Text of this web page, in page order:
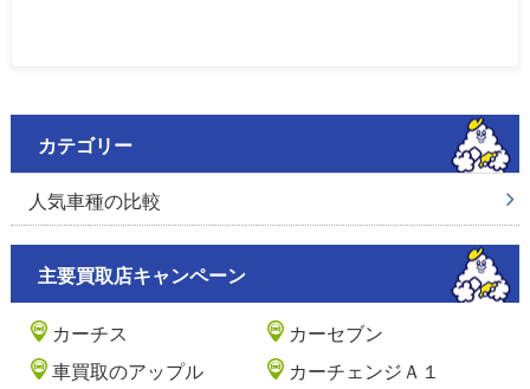
カテゴリー
人気車種の比較
主要買取店キャンペーン
カーチス
カーセブン
車買取のアップル
カーチェンジＡ１